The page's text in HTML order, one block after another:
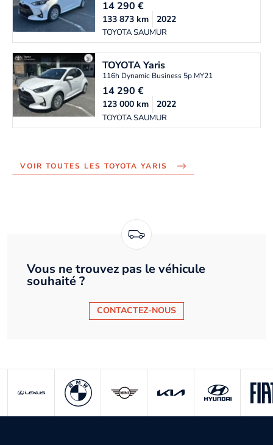
14 290€
TOYOTA SAUMUR
133 873km 2022
TOYOTAYaris
116h Dynamic Business 5p MY21
14 290€
TOYOTA SAUMUR
123 000km 2022
VOIR TOUTES LES TOYOTA YARIS
Vous ne trouvez pas le véhicule
souhaité ?
CONTACTEZ-NOUS